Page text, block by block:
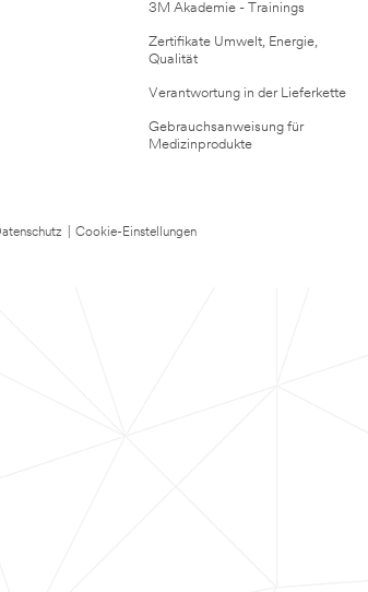
3M Akademie - Trainings
Zertifikate Umwelt, Energie,
Qualität
Verantwortung in der Lieferkette
Gebrauchsanweisung für
Medizinprodukte
Cookie-Einstellungen